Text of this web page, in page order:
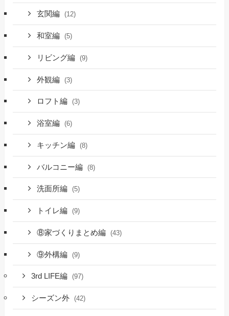
玄関編 (12)
和室編 (5)
リビング編 (9)
外観編 (3)
ロフト編 (3)
浴室編 (6)
キッチン編 (8)
バルコニー編 (8)
洗面所編 (5)
トイレ編 (9)
⑧家づくりまとめ編 (43)
⑨外構編 (9)
3rd LIFE編 (97)
シーズン外 (42)